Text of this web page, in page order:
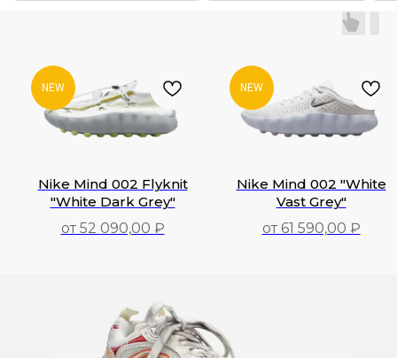
NEW
Nike Mind 002 Flyknit
"White Dark Grey"
от 52 090,00 ₽
NEW
Nike Mind 002 "White
Vast Grey"
от 61 590,00 ₽